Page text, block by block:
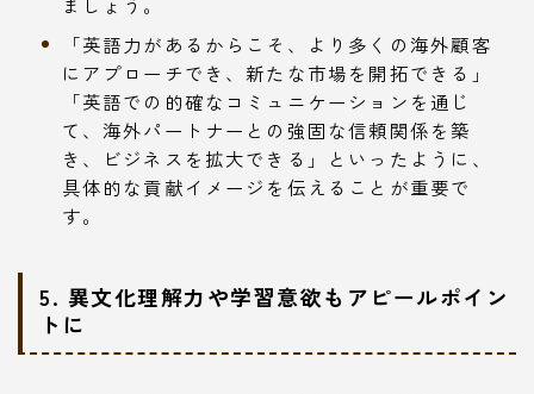
「英語力があるからこそ、より多くの海外顧客
にアプローチでき、新たな市場を開拓できる」
「英語での的確なコミュニケーションを通じ
て、海外パートナーとの強固な信頼関係を築
き、ビジネスを拡大できる」といったように、
具体的な貢献イメージを伝えることが重要で
す。
5. 異文化理解力や学習意欲もアピールポイン
トに